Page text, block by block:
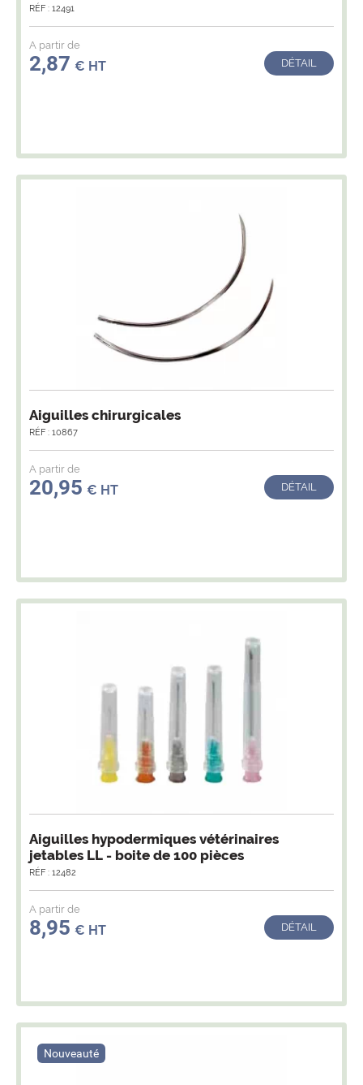
RÉF : 12491
A partir de
2,87 € HT DÉTAIL
Aiguilles chirurgicales
RÉF : 10867
A partir de
20,95 € HT DÉTAIL
Aiguilles hypodermiques vétérinaires
jetables LL - boite de 100 pièces
RÉF : 12482
A partir de
8,95 € HT DÉTAIL
Nouveauté